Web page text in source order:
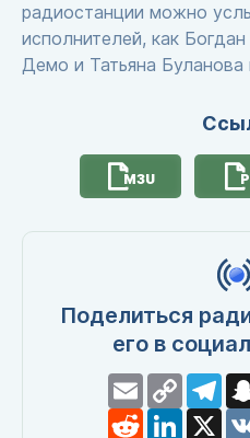
радиостанции можно
исполнителей, как
Демо и Татьяна Буланова
M3U
Поделиться
его в
EmailCopy
Link
RedditLinkedIn
X